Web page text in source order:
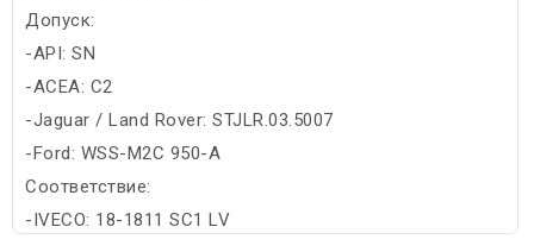
Допуск:
-API: SN
-ACEA: C2
-Jaguar / Land Rover: STJLR.03.5007
-Ford: WSS-M2C 950-А
Соответствие:
-IVECO: 18-1811 SC1 LV